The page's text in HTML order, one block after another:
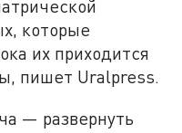
которые
их приходится
пишет Uralpress.
— развернуть